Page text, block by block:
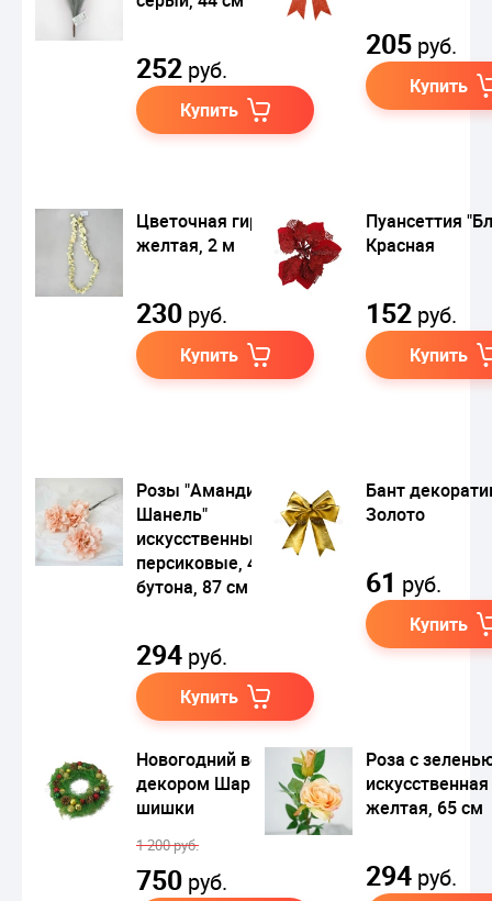
252 руб.
Купить
205 руб.
Купить
Цветочная гирлянда
желтая, 2 м
230 руб.
Купить
Пуансеттия
Красная
152 руб.
Купить
Розы "Амандин
Шанель"
искусственные
персиковые, 4
бутона, 87 см
294 руб.
Купить
Бант
Золото
61 руб.
Купить
Новогодний венок с
декором Шары и
шишки
1 200 руб.
750 руб.
Роза с
искусственная
желтая, 65 см
294 руб.